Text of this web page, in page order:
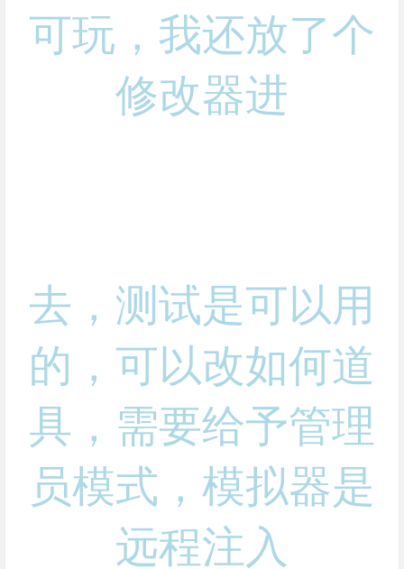
可玩，我还放了个
修改器进
去，测试是可以用
的，可以改如何道
具，需要给予管理
员模式，模拟器是
远程注入